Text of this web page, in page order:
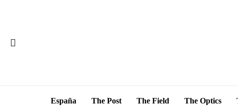
España The Post The Field The Optics